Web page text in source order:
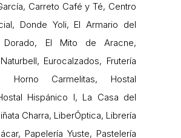
Carreto Café y Té, Centro
Donde Yoli, El Armario del
Dorado, El Mito de Aracne,
Eurocalzados, Frutería
Horno Carmelitas, Hostal
Hispánico I, La Casa del
Charra, LiberÓptica, Librería
Papelería Yuste, Pastelería